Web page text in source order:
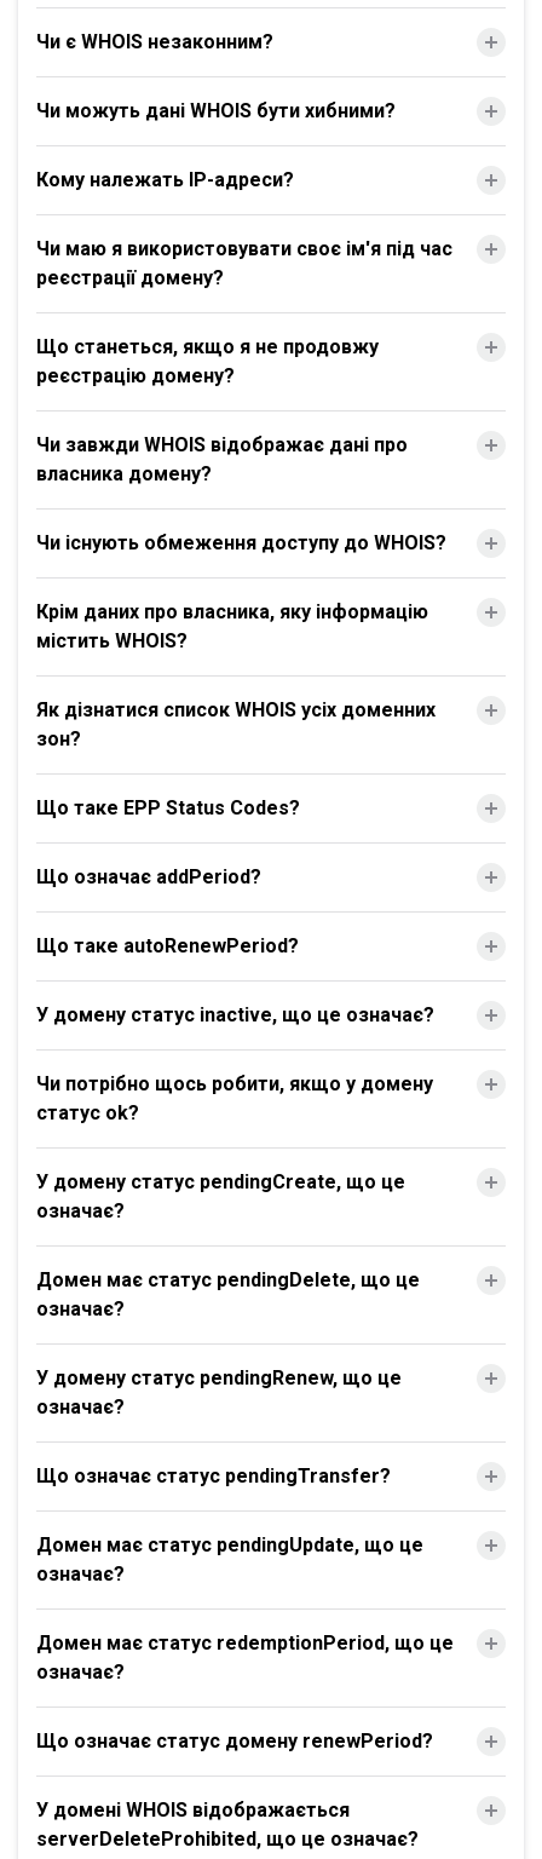
Чи є WHOIS незаконним?
Чи можуть дані WHOIS бути хибними?
Кому належать IP-адреси?
Чи маю я використовувати своє ім'я під час
реєстрації домену?
Що станеться, якщо я не продовжу
реєстрацію домену?
Чи завжди WHOIS відображає дані про
власника домену?
Чи існують обмеження доступу до WHOIS?
Крім даних про власника, яку інформацію
містить WHOIS?
Як дізнатися список WHOIS усіх доменних
зон?
Що таке EPP Status Codes?
Що означає addPeriod?
Що таке autoRenewPeriod?
У домену статус inactive, що це означає?
Чи потрібно щось робити, якщо у домену
статус ok?
У домену статус pendingCreate, що це
означає?
Домен має статус pendingDelete, що це
означає?
У домену статус pendingRenew, що це
означає?
Що означає статус pendingTransfer?
Домен має статус pendingUpdate, що це
означає?
Домен має статус redemptionPeriod, що це
означає?
Що означає статус домену renewPeriod?
У домені WHOIS відображається
serverDeleteProhibited, що це означає?